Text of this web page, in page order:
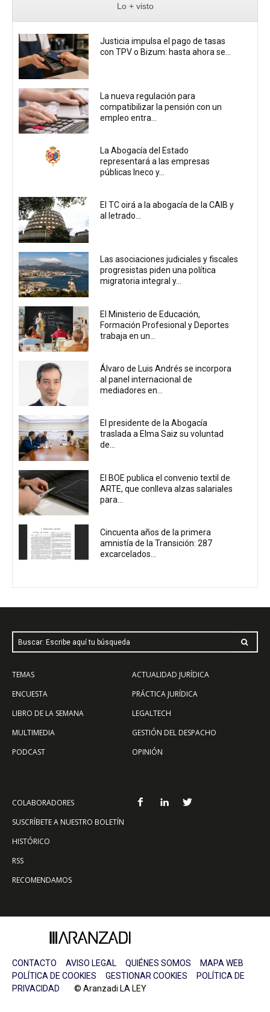
Lo + visto
Justicia impulsa el pago de tasas
con TPV o Bizum: hasta ahora se...
La nueva regulación para
compatibilizar la pensión con un
empleo entra...
La Abogacía del Estado
representará a las empresas
públicas Ineco y...
El TC oirá a la abogacía de la CAIB y
al letrado...
Las asociaciones judiciales y fiscales
progresistas piden una política
migratoria integral y...
El Ministerio de Educación,
Formación Profesional y Deportes
trabaja en un...
Álvaro de Luis Andrés se incorpora
al panel internacional de
mediadores en...
El presidente de la Abogacía
traslada a Elma Saiz su voluntad
de...
El BOE publica el convenio textil de
ARTE, que conlleva alzas salariales
para...
Cincuenta años de la primera
amnistía de la Transición: 287
excarcelados...
Buscar: Escribe aquí tu búsqueda
TEMAS
ENCUESTA
LIBRO DE LA SEMANA
MULTIMEDIA
PODCAST
ACTUALIDAD JURÍDICA
PRÁCTICA JURÍDICA
LEGALTECH
GESTIÓN DEL DESPACHO
OPINIÓN
COLABORADORES
SUSCRÍBETE A NUESTRO BOLETÍN
HISTÓRICO
RSS
RECOMENDAMOS
CONTACTO AVISO LEGAL QUIÉNES SOMOS
MAPA WEB
POLÍTICA DE COOKIES
GESTIONAR COOKIES
POLÍTICA DE
PRIVACIDAD © Aranzadi LA LEY